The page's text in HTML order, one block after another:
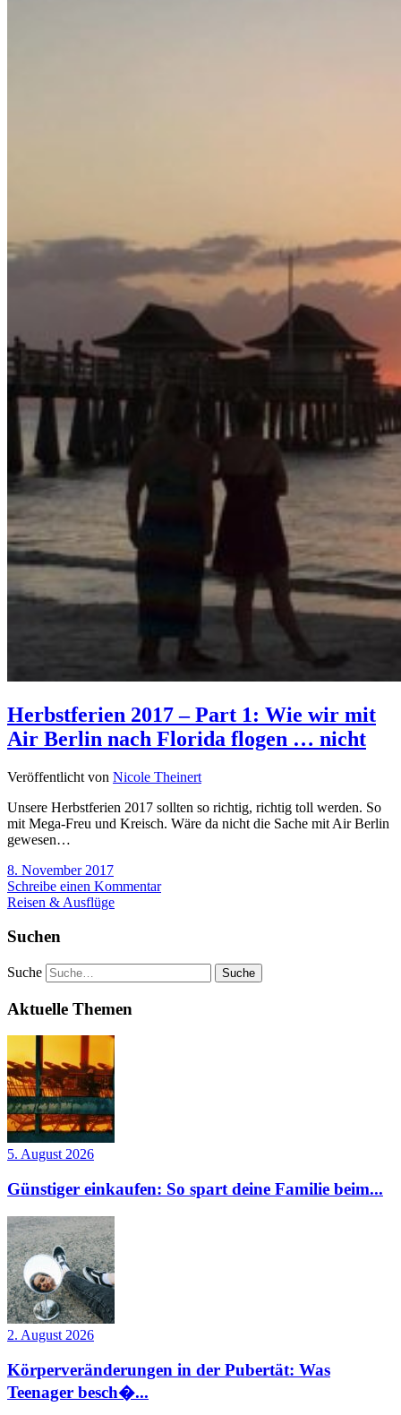
Herbstferien 2017 – Part 1: Wie wir mit
Air Berlin nach Florida flogen … nicht
Veröffentlicht von Nicole Theinert
Unsere Herbstferien 2017 sollten so richtig, richtig toll werden. So
mit Mega-Freu und Kreisch. Wäre da nicht die Sache mit Air Berlin
gewesen…
8. November 2017
Schreibe einen Kommentar
Reisen & Ausflüge
Suchen
Suche
Aktuelle Themen
5. August 2026
Günstiger einkaufen: So spart deine Familie beim...
2. August 2026
Körperveränderungen in der Pubertät: Was
Teenager besch�...